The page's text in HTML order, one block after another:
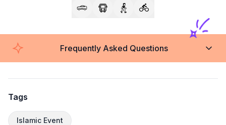
Frequently Asked Questions
Tags
Islamic Event